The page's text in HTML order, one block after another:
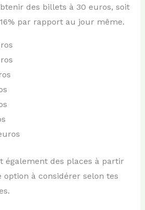
des billets à 30 euros, soit
par rapport au jour même.
également des places à partir
option à considérer selon tes